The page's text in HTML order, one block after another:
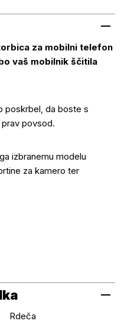
za mobilni telefon
vaš mobilnik ščitila
poskrbel, da boste s
povsod.
izbranemu modelu
za kamero ter
Rdeča